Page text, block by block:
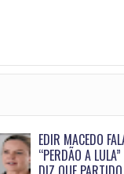
EDIR MACEDO
“PERDÃO A